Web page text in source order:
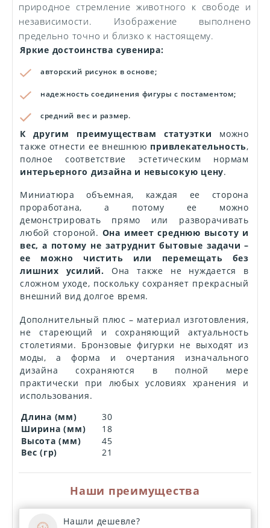
природное стремление животного к свободе и
независимости. Изображение выполнено
предельно точно и близко к настоящему.
Яркие достоинства сувенира:
авторский рисунок в основе;
надежность соединения фигуры с постаментом;
средний вес и размер.
К другим преимуществам статуэтки можно
также отнести ее внешнюю привлекательность,
полное соответствие эстетическим нормам
интерьерного дизайна и невысокую цену.
Миниатюра объемная, каждая ее сторона
проработана, а потому ее можно
демонстрировать прямо или разворачивать
любой стороной. Она имеет среднюю высоту и
вес, а потому не затруднит бытовые задачи –
ее можно чистить или перемещать без
лишних усилий. Она также не нуждается в
сложном уходе, поскольку сохраняет прекрасный
внешний вид долгое время.
Дополнительный плюс – материал изготовления,
не стареющий и сохраняющий актуальность
столетиями. Бронзовые фигурки не выходят из
моды, а форма и очертания изначального
дизайна сохраняются в полной мере
практически при любых условиях хранения и
использования.
Длина (мм)
30
Ширина (мм)
18
Высота (мм)
45
Вес (гр)
21
Наши преимущества
Нашли дешевле?